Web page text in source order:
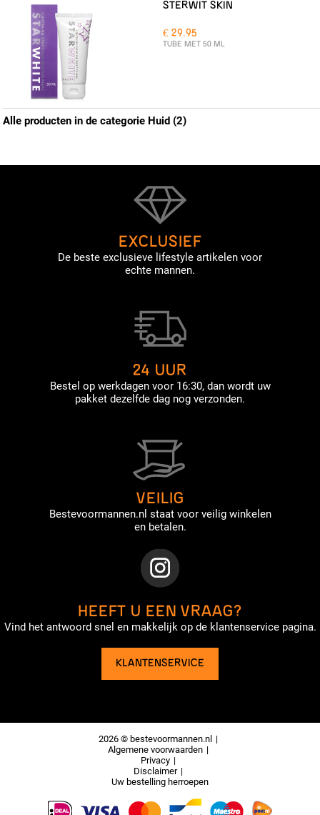
STERWIT SKIN
€ 29.95
TUBE MET 50 ML
Alle producten in de categorie Huid (2)
EXCLUSIEF
De beste exclusieve lifestyle artikelen voor
echte mannen.
24 UUR
Bestel op werkdagen voor 16:30, dan wordt uw
pakket dezelfde dag nog verzonden.
VEILIG
Bestevoormannen.nl staat voor veilig winkelen
en betalen.
HEEFT U EEN VRAAG?
Vind het antwoord snel en makkelijk op de klantenservice pagina.
KLANTENSERVICE
2026 © bestevoormannen.nl
Algemene voorwaarden
Privacy
Disclaimer
Uw bestelling herroepen